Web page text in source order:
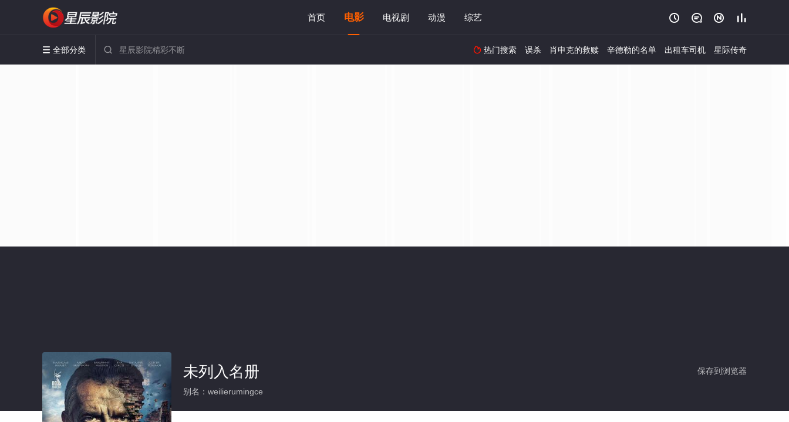
首页 电影 电视剧 动漫 综艺    
 全部分类   热门搜索 误杀 肖申克的救赎 辛德勒的名单 出租车司机 星际传奇
保存到浏览器
未列入名册
别名：weilierumingce